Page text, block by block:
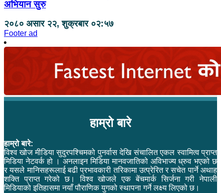
अभियान सुरु
२०८० असार २२, शुक्रबार ०२:५७
Footer ad
हाम्रो बारे
हाम्रो बारे:
विश्व खोज मीडिया सुदुरपश्चिमको पुनर्वास देखि संचालित एकल स्वामित्व प्राप्त
मिडिया नेटवर्क हो । अनलाइन मिडिया मानवजातिको अविभाज्य ध्रुव भएको छ
र यसले मानिसहरूलाई बढी प्रभावकारी तरिकामा उत्प्रेरित र सचेत पार्ने अथाह
शक्ति प्राप्त गरेको छ। विश्व खोजले एक बेंचमार्क सिर्जना गरी नेपाली
मिडियाको इतिहासमा नयाँ पौराणिक युगको स्थापना गर्ने लक्ष्य लिएको छ।